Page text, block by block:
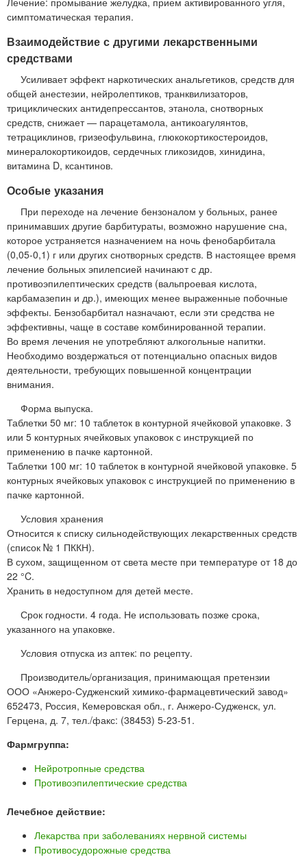
симптоматическая терапия.
Взаимодействие с другими лекарственными
средствами
Усиливает эффект наркотических анальгетиков, средств для
общей анестезии, нейролептиков, транквилизаторов,
трициклических антидепрессантов, этанола, снотворных
средств, снижает — парацетамола, антикоагулянтов,
тетрациклинов, гризеофульвина, глюкокортикостероидов,
минералокортикоидов, сердечных гликозидов, хинидина,
витамина D, ксантинов.
Особые указания
При переходе на лечение бензоналом у больных, ранее
принимавших другие барбитураты, возможно нарушение сна,
которое устраняется назначением на ночь фенобарбитала
(0,05-0,1) г или других снотворных средств. В настоящее время
лечение больных эпилепсией начинают с др.
противоэпилептических средств (вальпроевая кислота,
карбамазепин и др.), имеющих менее выраженные побочные
эффекты. Бензобарбитал назначают, если эти средства не
эффективны, чаще в составе комбинированной терапии.
Во время лечения не употребляют алкогольные напитки.
Необходимо воздержаться от потенциально опасных видов
деятельности, требующих повышенной концентрации
внимания.
Форма выпуска.
Таблетки 50 мг: 10 таблеток в контурной ячейковой упаковке. 3
или 5 контурных ячейковых упаковок с инструкцией по
применению в пачке картонной.
Таблетки 100 мг: 10 таблеток в контурной ячейковой упаковке. 5
контурных ячейковых упаковок с инструкцией по применению в
пачке картонной.
Условия хранения
Относится к списку сильнодействующих лекарственных средств
(список № 1 ПККН).
В сухом, защищенном от света месте при температуре от 18 до
22 °C.
Хранить в недоступном для детей месте.
Срок годности. 4 года. Не использовать позже срока,
указанного на упаковке.
Условия отпуска из аптек: по рецепту.
Производитель/организация, принимающая претензии
ООО «Анжеро-Судженский химико-фармацевтический завод»
652473, Россия, Кемеровская обл., г. Анжеро-Судженск, ул.
Герцена, д. 7, тел./факс: (38453) 5-23-51.
Фармгруппа:
Нейротропные средства
Противоэпилептические средства
Лечебное действие:
Лекарства при заболеваниях нервной системы
Противосудорожные средства